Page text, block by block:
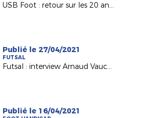
USB Foot : retour sur les 20 ans du titre du FC Nantes
Publié le 27/04/2021
FUTSAL
Futsal : interview Arnaud Vaucelle (CTR LFPL)
Publié le 16/04/2021